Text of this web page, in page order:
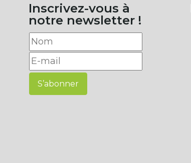
Inscrivez-vous à
notre newsletter !
S’abonner